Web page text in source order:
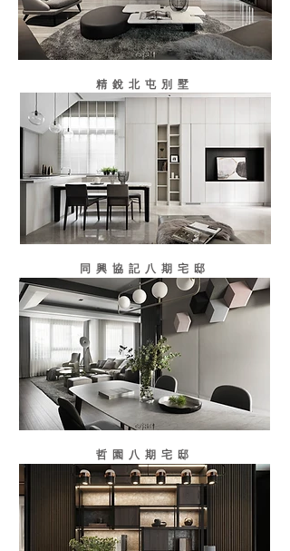
精銳北屯別墅
同興協記八期宅邸
哲園八期宅邸